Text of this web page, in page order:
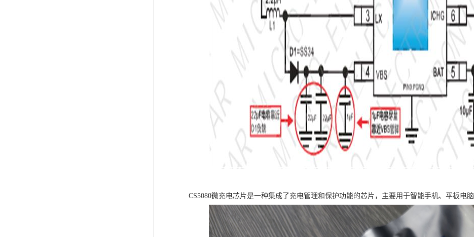
CS5080微充电芯片是一种集成了充电管理和保护功能的芯片，主要用于智能手机、平板电